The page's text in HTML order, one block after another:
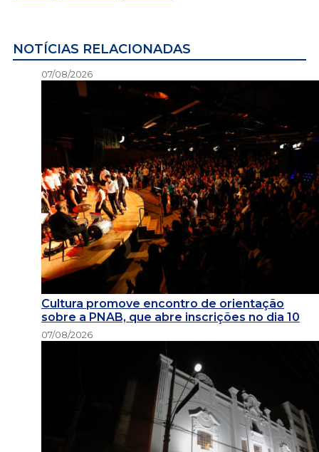
NOTÍCIAS RELACIONADAS
07/08/2026
Cultura promove encontro de orientação
sobre a PNAB, que abre inscrições no dia 10
07/08/2026